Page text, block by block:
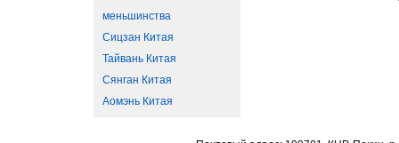
меньшинства
Сицзан Китая
Тайвань Китая
Сянган Китая
Аомэнь Китая